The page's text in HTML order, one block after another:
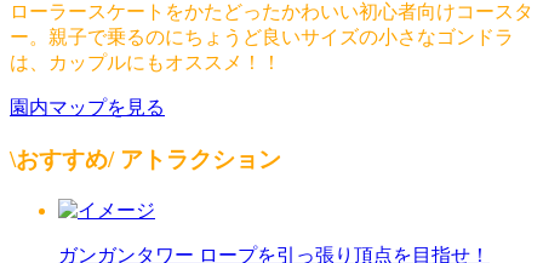
ローラースケートをかたどったかわいい初心者向けコースタ
ー。親子で乗るのにちょうど良いサイズの小さなゴンドラ
は、カップルにもオススメ！！
園内マップを見る
\おすすめ/アトラクション
ガンガンタワー ロープを引っ張り頂点を目指せ！